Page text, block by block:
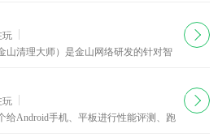
当贝市场tv版现已适配天猫魔盒、小
玩
山清理大师）是金山网络研发的针对智
西西用着挺好的，清理的又快又干净
下载
玩
给Android手机、平板进行性能评测、跑
下载